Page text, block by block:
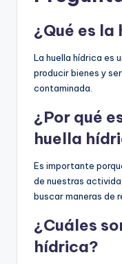
¿Qué es
La huella hídrica es
producir bienes y
contaminada.
¿Por qué
huella
Es importante
de nuestras
buscar maneras de
¿Cuáles
hídrica?